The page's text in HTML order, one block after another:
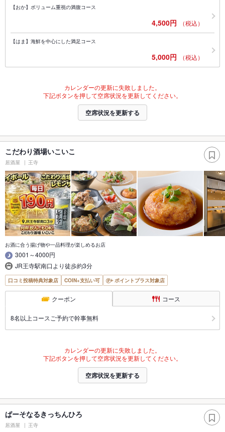
【おか】ボリューム重視の満腹コース
4,500円 （税込）
【はま】海鮮を中心にした満足コース
5,000円 （税込）
カレンダーの更新に失敗しました。
下記ボタンを押して空席状況を更新してください。
空席状況を更新する
こだわり酒場いこいこ
居酒屋 王寺
お酒に合う揚げ物や一品料理が楽しめるお店
3001～4000円
JR王寺駅南口より徒歩約3分
口コミ投稿特典対象店 COIN+支払い可 ポイントプラス対象店
クーポン コース
8名以上コースご予約で幹事無料
カレンダーの更新に失敗しました。
下記ボタンを押して空席状況を更新してください。
空席状況を更新する
ぱーそなるきっちんひろ
居酒屋 王寺